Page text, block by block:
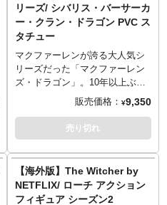
設定とカラーリング、大胆な構
図、裏打ちされた造型、そんな
技術を惜しみなく投入されての
PVCスタチュー化は、このキャ
ラクターフィギュアがメインと
も言えるフィギュア業界でも稀
トキメキを感じたならば、お部
屋の主としてお招きしてもよい
のではないでしょうか…なはず
映画からのピックアップ！ライ
ンナップしたのは『ハリー・ポ
ッターと炎のゴブレット』に登
場したハンガリーホーンテイル
リーズ/ シバリス・バーサーカ
ー・クラン・ドラゴン PVC ス
タチュー
マクファーレンが誇る大人気シ
リーズだった「マクファーレン
ズ・ドラゴン」。10年以上ぶり
に大復活です！神代や神秘など
があふれかえるファンタジー世
界の住人「ドラゴン」。多数の
竜種が氾濫、そして群雄割拠…
はかどる生物。神性みも感じる
ドラゴンたちを、オリジナルな
設定とカラーリング、大胆な構
販売価格： ¥9,350
売り切れ
【海外版】The Witcher by
NETFLIX/ ローチ アクション
フィギュア シーズン2